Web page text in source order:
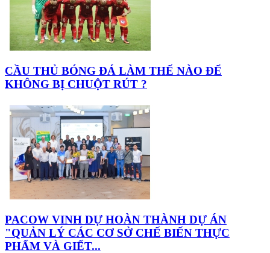
CẦU THỦ BÓNG ĐÁ LÀM THẾ NÀO ĐỂ
KHÔNG BỊ CHUỘT RÚT ?
PACOW VINH DỰ HOÀN THÀNH DỰ ÁN
"QUẢN LÝ CÁC CƠ SỞ CHẾ BIẾN THỰC
PHẨM VÀ GIẾT...